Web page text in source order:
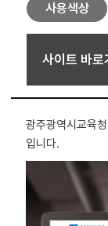
사용색상
사이트 바로
광주광역시교육
입니다.